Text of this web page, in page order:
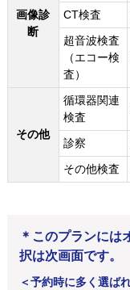
画像診
断
CT検査
超音波検査
（エコー検
査）
その他
循環器関連
検査
診察
その他検査
＊このプランには
択は次画面です。
＜予約時に多く選ば